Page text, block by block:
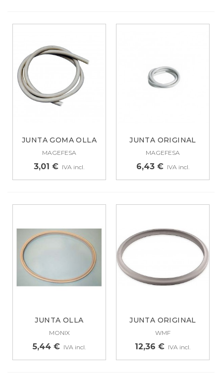
JUNTA GOMA OLLA
MAGEFESA 900MM...
MAGEFESA
3,01 € IVA incl.
JUNTA ORIGINAL
PARA OLLA...
MAGEFESA
6,43 € IVA incl.
JUNTA OLLA
SUPERRAPIDA
MONIX
5,44 € IVA incl.
JUNTA ORIGINAL
PARA OLLA RÁPIDA...
WMF
12,36 € IVA incl.